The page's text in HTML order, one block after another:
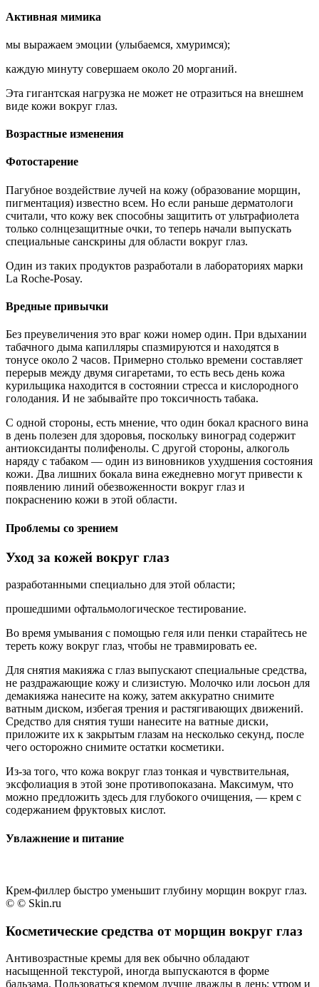
Активная мимика
мы выражаем эмоции (улыбаемся, хмуримся);
каждую минуту совершаем около 20 морганий.
Эта гигантская нагрузка не может не отразиться на внешнем
виде кожи вокруг глаз.
Возрастные изменения
Фотостарение
Пагубное воздействие лучей на кожу (образование морщин,
пигментация) известно всем. Но если раньше дерматологи
считали, что кожу век способны защитить от ультрафиолета
только солнцезащитные очки, то теперь начали выпускать
специальные санскрины для области вокруг глаз.
Один из таких продуктов разработали в лабораториях марки
La Roche-Posay.
Вредные привычки
Без преувеличения это враг кожи номер один. При вдыхании
табачного дыма капилляры спазмируются и находятся в
тонусе около 2 часов. Примерно столько времени составляет
перерыв между двумя сигаретами, то есть весь день кожа
курильщика находится в состоянии стресса и кислородного
голодания. И не забывайте про токсичность табака.
С одной стороны, есть мнение, что один бокал красного вина
в день полезен для здоровья, поскольку виноград содержит
антиоксиданты полифенолы. С другой стороны, алкоголь
наряду с табаком — один из виновников ухудшения состояния
кожи. Два лишних бокала вина ежедневно могут привести к
появлению линий обезвоженности вокруг глаз и
покраснению кожи в этой области.
Проблемы со зрением
Уход за кожей вокруг глаз
разработанными специально для этой области;
прошедшими офтальмологическое тестирование.
Во время умывания с помощью геля или пенки старайтесь не
тереть кожу вокруг глаз, чтобы не травмировать ее.
Для снятия макияжа с глаз выпускают специальные средства,
не раздражающие кожу и слизистую. Молочко или лосьон для
демакияжа нанесите на кожу, затем аккуратно снимите
ватным диском, избегая трения и растягивающих движений.
Средство для снятия туши нанесите на ватные диски,
приложите их к закрытым глазам на несколько секунд, после
чего осторожно снимите остатки косметики.
Из-за того, что кожа вокруг глаз тонкая и чувствительная,
эксфолиация в этой зоне противопоказана. Максимум, что
можно предложить здесь для глубокого очищения, — крем с
содержанием фруктовых кислот.
Увлажнение и питание
Крем-филлер быстро уменьшит глубину морщин вокруг глаз.
© © Skin.ru
Косметические средства от морщин вокруг глаз
Антивозрастные кремы для век обычно обладают
насыщенной текстурой, иногда выпускаются в форме
бальзама. Пользоваться кремом лучше дважды в день: утром и